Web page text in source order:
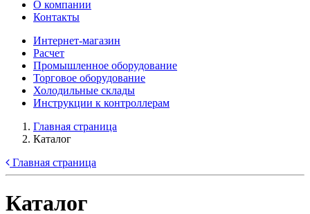
О компании
Контакты
Интернет-магазин
Расчет
Промышленное оборудование
Торговое оборудование
Холодильные склады
Инструкции к контроллерам
Главная страница
Каталог
Главная страница
Каталог